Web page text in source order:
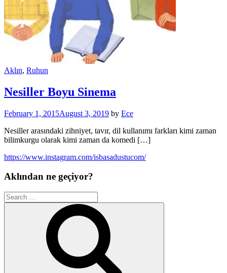
Aklın, Ruhun
Nesiller Boyu Sinema
February 1, 2015August 3, 2019 by Ece
Nesiller arasındaki zihniyet, tavır, dil kullanımı farkları kimi zaman
bilimkurgu olarak kimi zaman da komedi […]
https://www.instagram.com/isbasadustucom/
Aklından ne geçiyor?
Search
for: